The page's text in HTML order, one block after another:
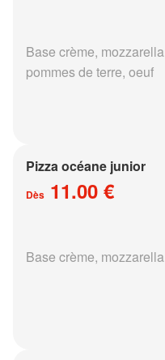
Base crème,
pommes de terre, oeuf
Pizza océane junior
Dès 11.00 €
Base crème,